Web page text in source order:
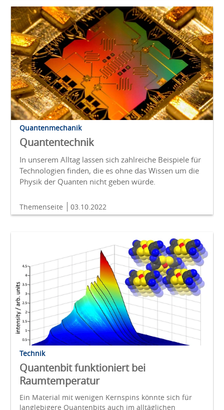
Quantenmechanik
Quantentechnik
In unserem Alltag lassen sich zahlreiche Beispiele für
Technologien finden, die es ohne das Wissen um die
Physik der Quanten nicht geben würde.
Themenseite 03.10.2022
Technik
Quantenbit funktioniert bei
Raumtemperatur
Ein Material mit wenigen Kernspins könnte sich für
langlebigere Quantenbits auch im alltäglichen